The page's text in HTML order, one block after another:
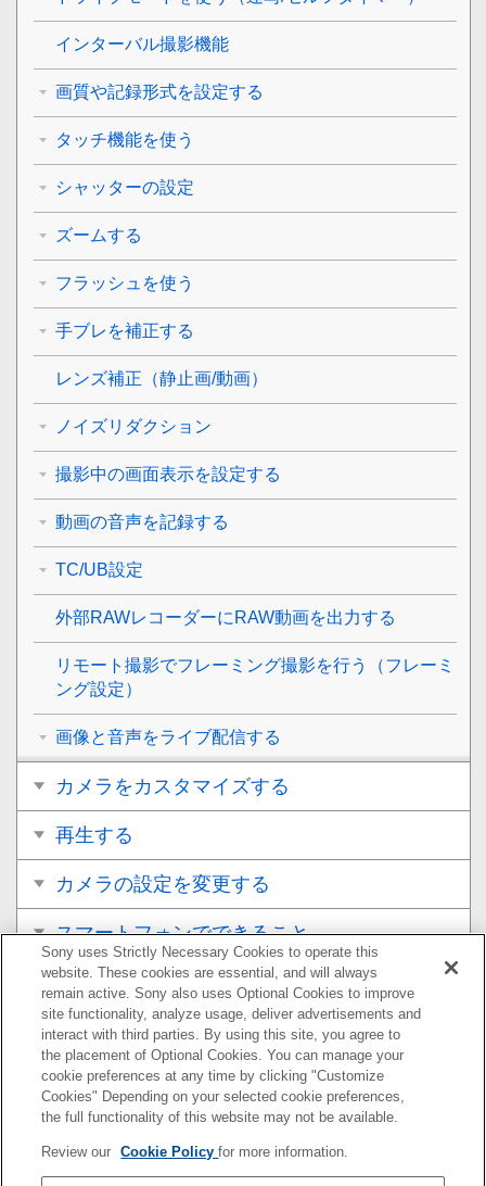
インターバル撮影機能
画質や記録形式を設定する
タッチ機能を使う
シャッターの設定
ズームする
フラッシュを使う
手ブレを補正する
レンズ補正 （静止画/動画）
ノイズリダクション
撮影中の画面表示を設定する
動画の音声を記録する
TC/UB設定
外部RAWレコーダーにRAW動画を出力する
リモート撮影でフレーミング撮影を行う（フレーミ
ング設定）
画像と音声をライブ配信する
カメラをカスタマイズする
再生する
カメラの設定を変更する
スマートフォンでできること
パソコンでできること
クラウドサービスを利用する
資料
故障かな？と思ったら
Sony uses Strictly Necessary Cookies to operate this
website. These cookies are essential, and will always
remain active. Sony also uses Optional Cookies to improve
site functionality, analyze usage, deliver advertisements and
interact with third parties. By using this site, you agree to
the placement of Optional Cookies. You can manage your
cookie preferences at any time by clicking "Customize
Cookies" Depending on your selected cookie preferences,
the full functionality of this website may not be available.
Review our Cookie Policyfor more information.